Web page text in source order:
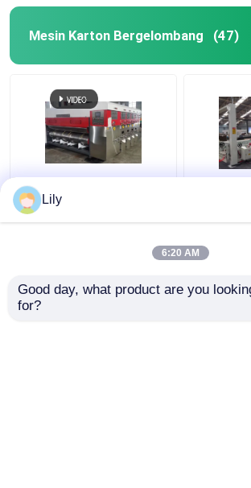
Mesin Karton Bergelombang (47)
Mesin Karton
Bergelombang Jumbo
70KW
Lily
6:20 AM
Good day, what product are you
for?